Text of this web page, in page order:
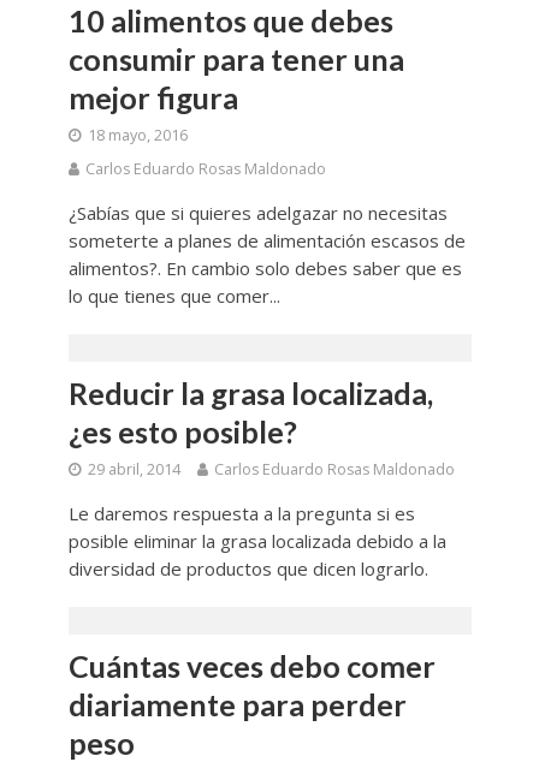
10 alimentos que debes
consumir para tener una
mejor figura
18 mayo, 2016
Carlos Eduardo Rosas Maldonado
¿Sabías que si quieres adelgazar no necesitas
someterte a planes de alimentación escasos de
alimentos?. En cambio solo debes saber que es
lo que tienes que comer...
Reducir la grasa localizada,
¿es esto posible?
29 abril, 2014 Carlos Eduardo Rosas Maldonado
Le daremos respuesta a la pregunta si es
posible eliminar la grasa localizada debido a la
diversidad de productos que dicen lograrlo.
Cuántas veces debo comer
diariamente para perder
peso